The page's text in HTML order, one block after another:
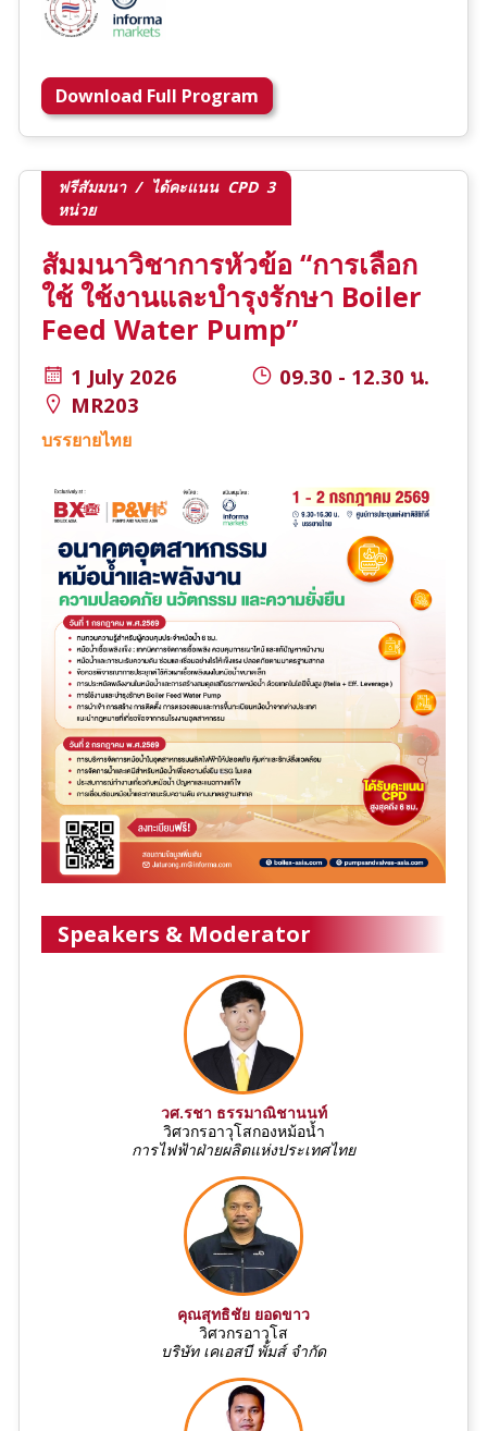
Download Full Program
ฟรีสัมมนา / ได้คะแนน CPD 3
หน่วย
สัมมนาวิชาการหัวข้อ “การเลือก
ใช้ ใช้งานและบำรุงรักษา Boiler
Feed Water Pump”
1 July 2026
09.30 - 12.30 น.
MR203
บรรยายไทย
Speakers & Moderator
วศ.รชา ธรรมาณิชานนท์
วิศวกรอาวุโสกองหม้อน้ำ
การไฟฟ้าฝ่ายผลิตแห่งประเทศไทย
คุณสุทธิชัย ยอดขาว
วิศวกรอาวุโส
บริษัท เคเอสบี พั้มส์ จำกัด